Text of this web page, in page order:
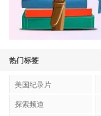
热门标签
美国纪录片
探索频道